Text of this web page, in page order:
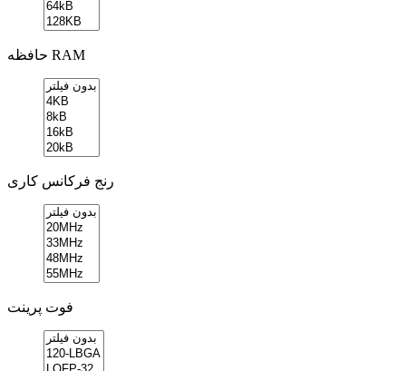
حافظه RAM
رنج فرکانس کاری
فوت پرینت